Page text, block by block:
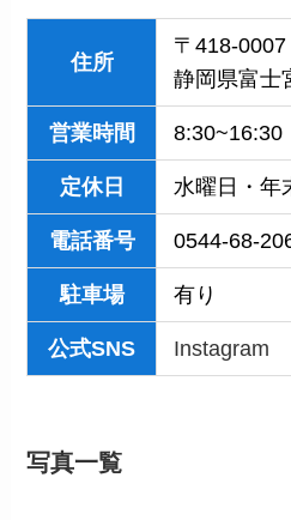
住所
〒418-0007
静岡県富士
営業時間 8:30~16:30
定休日 水曜日・年
電話番号 0544-68-
駐車場 有り
公式SNS Instagram
写真一覧